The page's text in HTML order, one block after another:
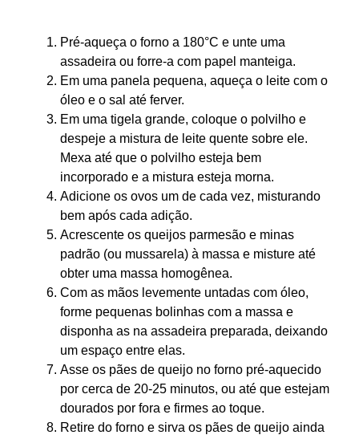
Pré-aqueça o forno a 180°C e unte uma
assadeira ou forre-a com papel manteiga.
Em uma panela pequena, aqueça o leite com o
óleo e o sal até ferver.
Em uma tigela grande, coloque o polvilho e
despeje a mistura de leite quente sobre ele.
Mexa até que o polvilho esteja bem
incorporado e a mistura esteja morna.
Adicione os ovos um de cada vez, misturando
bem após cada adição.
Acrescente os queijos parmesão e minas
padrão (ou mussarela) à massa e misture até
obter uma massa homogênea.
Com as mãos levemente untadas com óleo,
forme pequenas bolinhas com a massa e
disponha as na assadeira preparada, deixando
um espaço entre elas.
Asse os pães de queijo no forno pré-aquecido
por cerca de 20-25 minutos, ou até que estejam
dourados por fora e firmes ao toque.
Retire do forno e sirva os pães de queijo ainda